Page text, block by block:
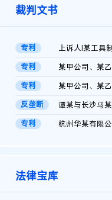
裁判文书
专利
专利
专利
反垄断
专利
法律宝库